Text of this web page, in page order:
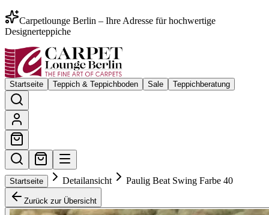
Carpetlounge Berlin – Ihre Adresse für hochwertige
Designerteppiche
Startseite Teppich & Teppichboden Sale Teppichberatung
Startseite Detailansicht Paulig Beat Swing Farbe 40
Zurück zur Übersicht